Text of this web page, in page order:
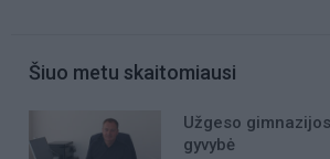
Šiuo metu skaitomiausi
Užgeso
gyvybė